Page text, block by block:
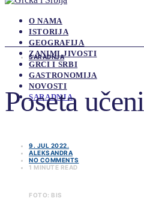
O NAMA
ISTORIJA
GEOGRAFIJA
ZANIMLJIVOSTI
GRCI I SRBI
GASTRONOMIJA
NOVOSTI
SARADNJA
SARADNJA
Poseta
9. JUL 2022.
ALEKSANDRA
NO COMMENTS
1 MINUTE READ
FOTO: BIS